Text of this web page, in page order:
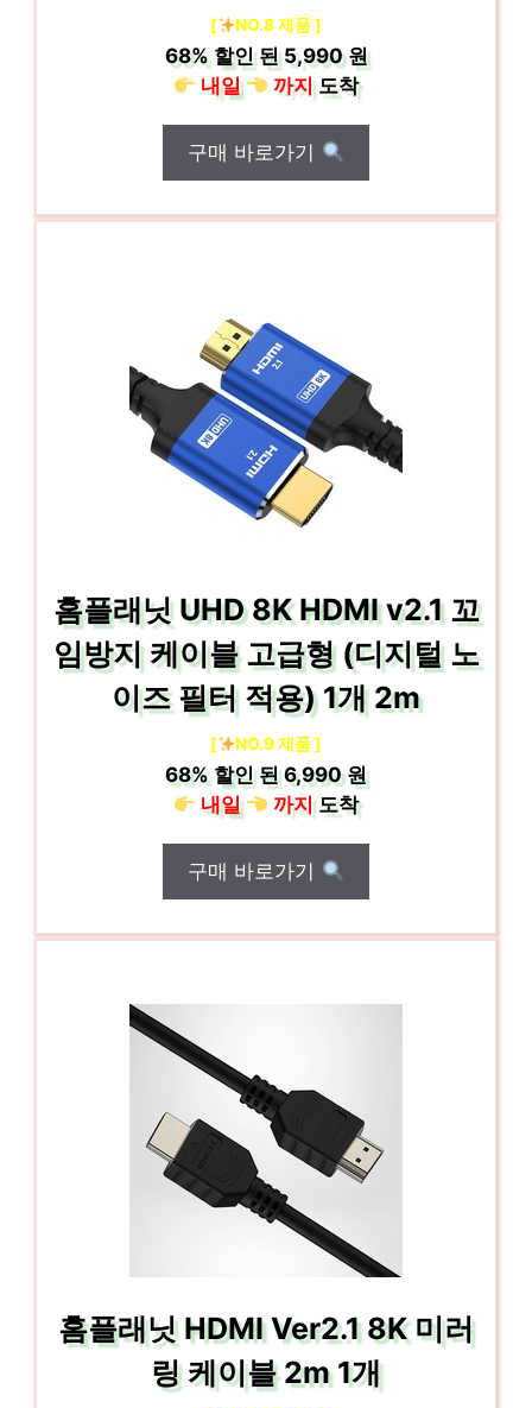
[ NO.8 제품 ]
68%할인 된5,990 원
내일
까지도착
구매 바로가기
홈플래닛 UHD 8K HDMI v2.1 꼬
임방지 케이블 고급형 (디지털 노
이즈 필터 적용) 1개 2m
[ NO.9 제품 ]
68%할인 된6,990 원
내일
까지도착
구매 바로가기
홈플래닛 HDMI Ver2.1 8K 미러
링 케이블 2m 1개